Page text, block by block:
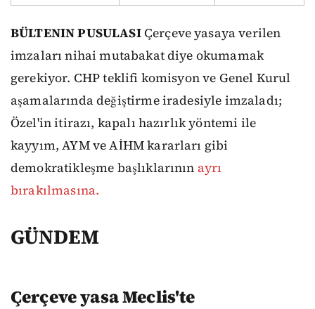
BÜLTENIN PUSULASIÇerçeve yasaya verilen
imzaları nihai mutabakat diye okumamak
gerekiyor. CHP teklifi komisyon ve Genel Kurul
aşamalarında değiştirme iradesiyle imzaladı;
Özel'in itirazı, kapalı hazırlık yöntemi ile
kayyım, AYM ve AİHM kararları gibi
demokratikleşme başlıklarının ayrı
bırakılmasına.
GÜNDEM
Çerçeve yasa Meclis'te